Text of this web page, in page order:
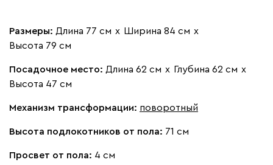
Размеры: Длина 77 см х Ширина 84 см х
Высота 79 см
Посадочное место: Длина 62 см х Глубина 62 см х
Высота 47 см
Механизм трансформации: поворотный
Высота подлокотников от пола: 71 см
Просвет от пола: 4 см